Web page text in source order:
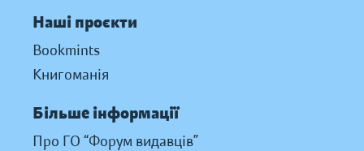
Наші проєкти
Bookmints
Книгоманія
Більше інформації
Про ГО “Форум видавців”